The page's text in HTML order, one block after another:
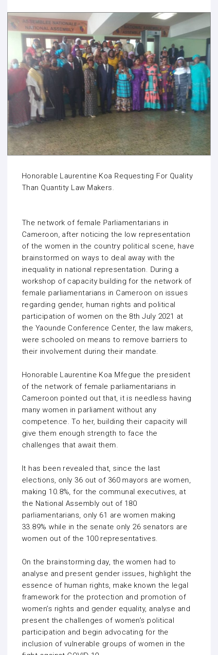
Honorable Laurentine Koa Requesting For Quality
Than Quantity Law Makers.
The network of female Parliamentarians in
Cameroon, after noticing the low representation
of the women in the country political scene, have
brainstormed on ways to deal away with the
inequality in national representation. During a
workshop of capacity building for the network of
female parliamentarians in Cameroon on issues
regarding gender, human rights and political
participation of women on the 8th July 2021 at
the Yaounde Conference Center, the law makers,
were schooled on means to remove barriers to
their involvement during their mandate.
Honorable Laurentine Koa Mfegue the president
of the network of female parliamentarians in
Cameroon pointed out that, it is needless having
many women in parliament without any
competence. To her, building their capacity will
give them enough strength to face the
challenges that await them.
It has been revealed that, since the last
elections, only 36 out of 360 mayors are women,
making 10.8%, for the communal executives, at
the National Assembly out of 180
parliamentarians, only 61 are women making
33.89% while in the senate only 26 senators are
women out of the 100 representatives.
On the brainstorming day, the women had to
analyse and present gender issues, highlight the
essence of human rights, make known the legal
framework for the protection and promotion of
women’s rights and gender equality, analyse and
present the challenges of women’s political
participation and begin advocating for the
inclusion of vulnerable groups of women in the